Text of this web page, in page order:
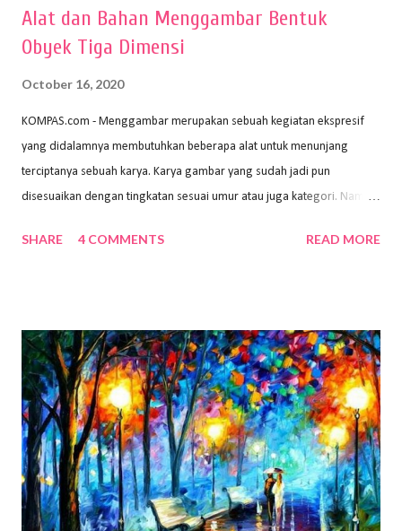
Alat dan Bahan Menggambar Bentuk
Obyek Tiga Dimensi
October 16, 2020
KOMPAS.com - Menggambar merupakan sebuah kegiatan ekspresif
yang didalamnya membutuhkan beberapa alat untuk menunjang
terciptanya sebuah karya. Karya gambar yang sudah jadi pun
disesuaikan dengan tingkatan sesuai umur atau juga kategori. Namun,
sehingga hasilnya bisa dilihat. Peran alat dan bahan sangat
memiliki spesifikasi berbeda sesuai jenisnya. Berikut peralatan
menggambar bentuk: 1. Kertas Gambar Kegiatan menggambar
membutuhkan kertas yang baik agar proses pembuatan gambar lebih
nyaman dan maksimal. Bahan kertas yang baik salah satu syaratnya
adalah tidak mudah sobek, mengingat menggambar merupakan
proses menggores dan menghapus. Kertas adalah bahan yang paling
ideal digunakan untuk menggambar. Dalam menggambar
menggunakan pen...
SHARE 4 COMMENTS READ MORE